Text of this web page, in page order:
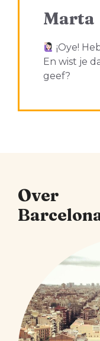
Marta
¡Oye!
En wist je
geef?
Over